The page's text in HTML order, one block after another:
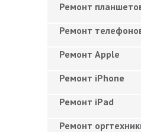
Ремонт
Ремонт
Ремонт Apple
Ремонт iPhone
Ремонт iPad
Ремонт